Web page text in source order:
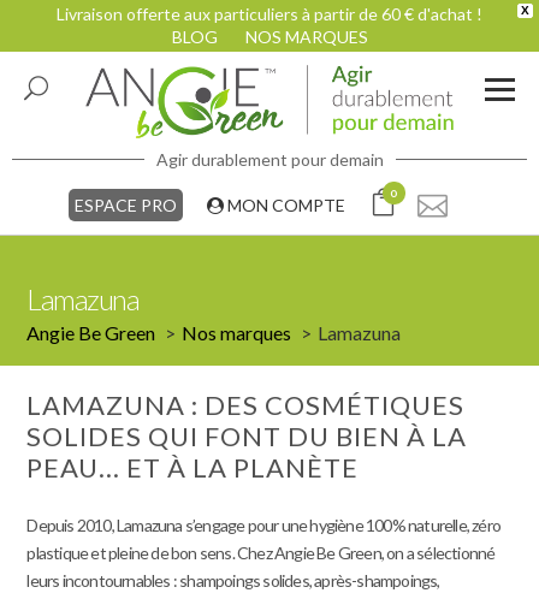
X
Livraison offerte aux particuliers à partir de 60 € d'achat !
BLOG
NOS MARQUES
Agir durablement pour demain
ESPACE PRO MON COMPTE
0
Lamazuna
Angie Be Green Nos marques Lamazuna
LAMAZUNA : DES COSMÉTIQUES
SOLIDES QUI FONT DU BIEN À LA
PEAU… ET À LA PLANÈTE
Depuis 2010, Lamazuna s’engage pour une hygiène 100% naturelle, zéro
plastique et pleine de bon sens. Chez Angie Be Green, on a sélectionné
leurs incontournables : shampoings solides, après-shampoings,